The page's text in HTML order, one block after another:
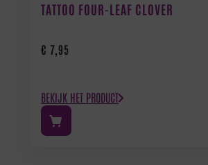
TATTOO FOUR-LEAF CLOVER
€ 7,95
BEKIJK HET PRODUCT